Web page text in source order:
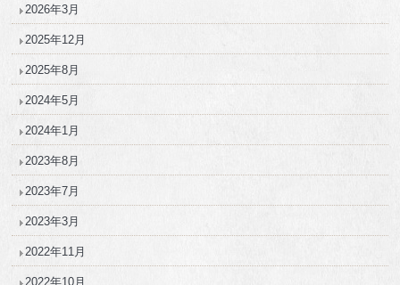
2026年3月
2025年12月
2025年8月
2024年5月
2024年1月
2023年8月
2023年7月
2023年3月
2022年11月
2022年10月